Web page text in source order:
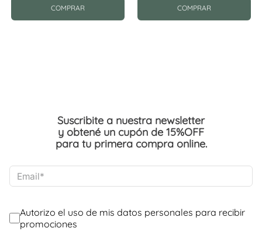
COMPRAR COMPRAR
Suscribite a nuestra newsletter
y obtené un cupón de 15%OFF
para tu primera compra online.